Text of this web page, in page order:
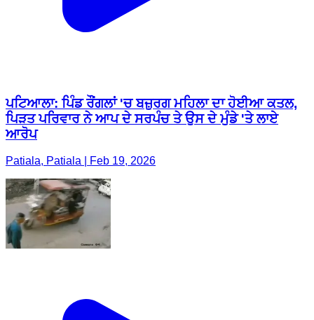
ਪਟਿਆਲਾ: ਪਿੰਡ ਰੌਂਗਲਾਂ 'ਚ ਬਜ਼ੁਰਗ ਮਹਿਲਾ ਦਾ ਹੋਈਆ ਕਤਲ,
ਪਿੜਤ ਪਰਿਵਾਰ ਨੇ ਆਪ ਦੇ ਸਰਪੰਚ ਤੇ ਉਸ ਦੇ ਮੁੰਡੇ 'ਤੇ ਲਾਏ
ਆਰੋਪ
Patiala, Patiala | Feb 19, 2026